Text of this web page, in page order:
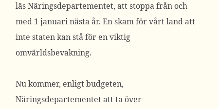
läs Näringsdepartementet, att stoppa från och
med 1 januari nästa år. En skam för vårt land att
inte staten kan stå för en viktig
omvärldsbevakning.
Nu kommer, enligt budgeten,
Näringsdepartementet att ta över